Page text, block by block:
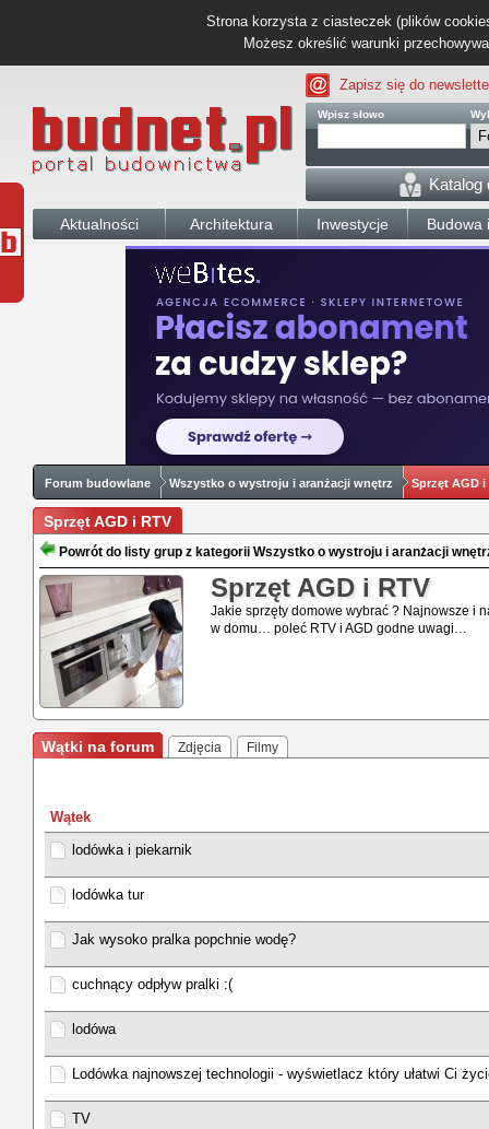
Strona korzysta z ciasteczek (plików
Możesz określić warunki
Zapisz się do
Wpisz słowo
Katalog
Aktualności Architektura Inwestycje Budowa
Forum budowlane Wszystko o wystroju i aranżacji wnętrz Sprzęt AGD i
Sprzęt AGD i RTV
Powrót do listy grup z kategorii Wszystko o wystroju i aranżacji
Sprzęt AGD i RTV
Jakie sprzęty domowe wybrać ? Najnowsze i
w domu… poleć RTV i AGD godne uwagi…
Wątki na forum Zdjęcia Filmy
Wątek
lodówka i piekarnik
lodówka tur
Jak wysoko pralka popchnie wodę?
cuchnący odpływ pralki :(
lodówa
Lodówka najnowszej technologii - wyświetlacz który ułatwi Ci
TV